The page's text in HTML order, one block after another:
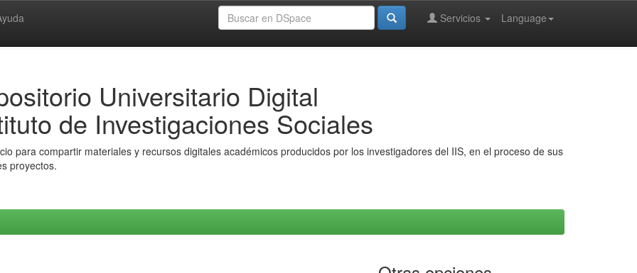
Language
Servicios
Universitario Digital
de Investigaciones Sociales
para compartir materiales y recursos digitales académicos producidos por los investigadores del IIS, en el proceso de sus
proyectos.